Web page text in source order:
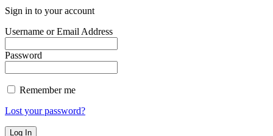
Sign in to your account
Username or Email Address
Password
Remember me
Lost your password?